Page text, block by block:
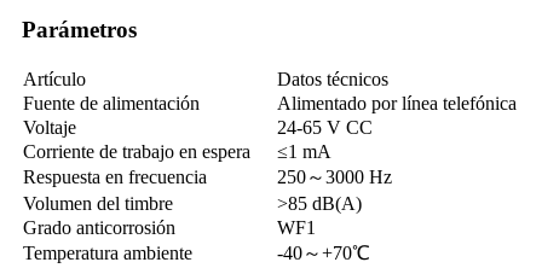
Parámetros
Artículo
Datos técnicos
Fuente de alimentación
Alimentado por línea telefónica
Voltaje
24-65 V CC
Corriente de trabajo en espera
≤1 mA
Respuesta en frecuencia
250～3000 Hz
Volumen del timbre
>85 dB(A)
Grado anticorrosión
WF1
Temperatura ambiente
-40～+70℃